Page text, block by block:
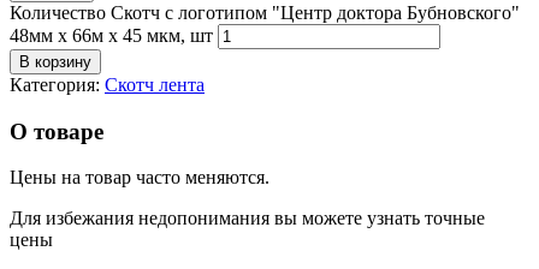
Количество Скотч с логотипом "Центр доктора Бубновского"
48мм х 66м х 45 мкм, шт
В корзину
Категория: Скотч лента
О товаре
Цены на товар часто меняются.
Для избежания недопонимания вы можете узнать точные
цены